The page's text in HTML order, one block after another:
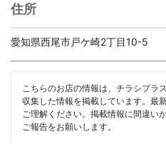
住所
愛知県西尾市戸ケ崎2丁目10-5
こちらのお店の情報は、チラシプラ
収集した情報を掲載しています。最
ご理解ください。掲載情報に間違い
ご報告をお願いします。